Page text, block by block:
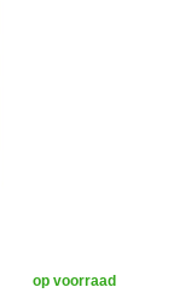
op voorraad